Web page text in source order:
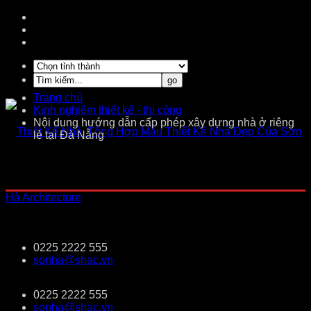
0225 2222 555
sonha@shac.vn
0225 2222 555
sonha@shac.vn
Trang chủ
Kinh nghiệm thiết kế - thi công
Nội dung hướng dẫn cấp phép xây dựng nhà ở riêng
lẻ tại Đà Nẵng